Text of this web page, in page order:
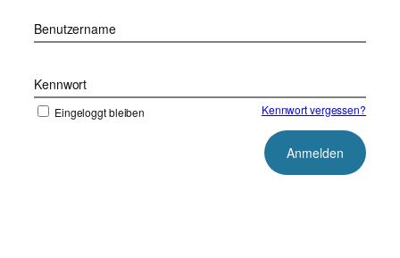
Benutzername
Kennwort
Eingeloggt bleiben Kennwort vergessen?